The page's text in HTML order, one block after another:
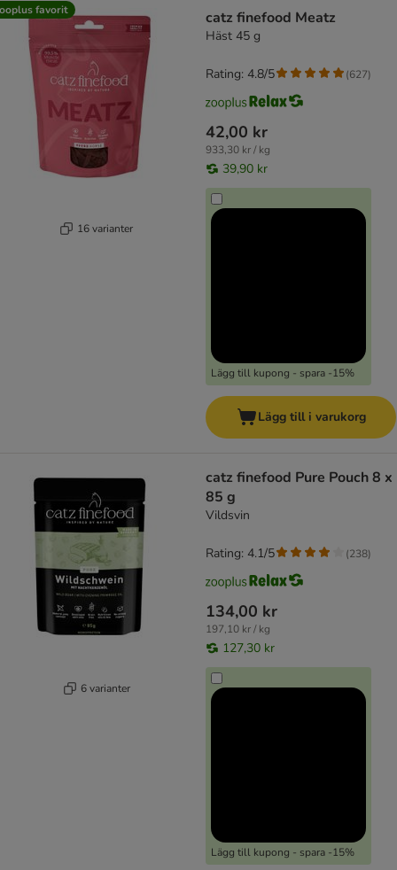
favorit
16 varianter
catz finefood Meatz
Häst 45 g
42,00 kr
933,30 kr / kg
39,90 kr
Lägg till kupong - spara -15%
Rating: 4.8/5 (627)
Lägg till i varukorg
6 varianter
catz finefood Pure Pouch 8 x
85 g
Vildsvin
134,00 kr
197,10 kr / kg
127,30 kr
Lägg till kupong - spara -15%
Rating: 4.1/5 (238)